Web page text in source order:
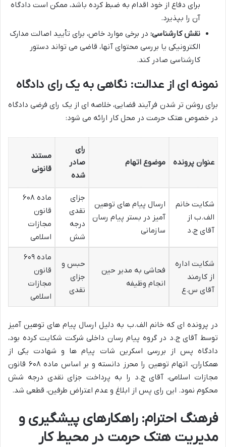
برای دفاع از خود اقدام به ضبط کرده باشد، ممکن است دادگاه
آن را بپذیرد.
نقش کارشناسی: در برخی موارد خاص، برای تأیید اصالت مدارک
الکترونیکی یا بررسی محتوای آنها، قاضی می تواند دستور
کارشناسی صادر کند.
نمونه ای از عدالت: نگاهی به یک رای دادگاه
برای روشن تر شدن فرآیند قضایی، خلاصه ای از یک رای فرضی دادگاه
در خصوص هتک حرمت در محل کار ارائه می شود:
عنوان پرونده موضوع اتهام
رای
صادر
شده
مستند
قانونی
شکایت خانم
الف.ب از
آقای ج.د
ارسال پیام های توهین
آمیز در بستر پیام رسان
سازمانی
جزای
نقدی
درجه
شش
ماده ۶۰۸
قانون
مجازات
اسلامی
شکایت اداره
از کارمند
آقای س.ع
فحاشی به مدیر حین
انجام وظیفه
حبس و
جزای
نقدی
ماده ۶۰۹
قانون
مجازات
اسلامی
در پرونده ای که خانم الف.ب به دلیل ارسال پیام های توهین آمیز
توسط آقای ج.د در گروه پیام رسان داخلی شرکت شکایت کرده بود،
دادگاه پس از بررسی اسکرین شات پیام ها و شهادت یکی از
همکاران، اتهام توهین را محرز دانسته و بر اساس ماده ۶۰۸ قانون
مجازات اسلامی، آقای ج.د را به پرداخت جزای نقدی درجه شش
محکوم نمود. این رای پس از ابلاغ و عدم اعتراض طرفین، قطعی شد.
فرهنگ احترام: راهکارهای پیشگیری و
مدیریت هتک حرمت در محیط کار